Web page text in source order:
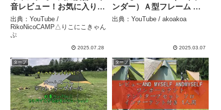
音レビュー！お気に入りば
かりです⛺☔️｜アラフォー
キャンパーRIKO🐰 –
RikoNicoCAMP△りこに
出典：YouTube /
RikoNicoCAMP△りこにこきゃん
ぷ
2025.07.28
ンダー）Ａ型フレーム グ
ランピアン2 テント シェル
出典：YouTube / akoakoa
2025.03.07
タープ タープ